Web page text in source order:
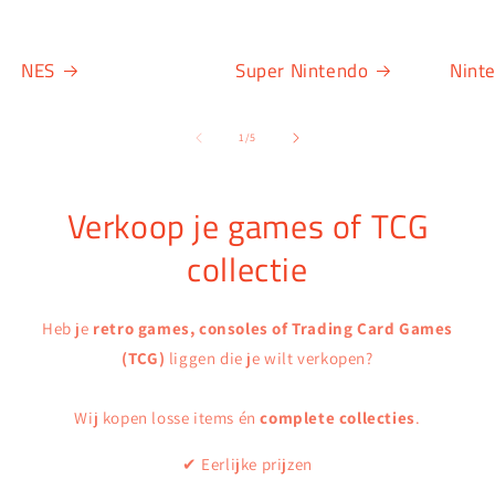
NES Super Nintendo
1/van
5
Verkoop je games of TCG
collectie
Heb je retro games, consoles of Trading Card Games
(TCG) liggen die je wilt verkopen?
Wij kopen losse items éncomplete collecties.
✔ Eerlijke prijzen